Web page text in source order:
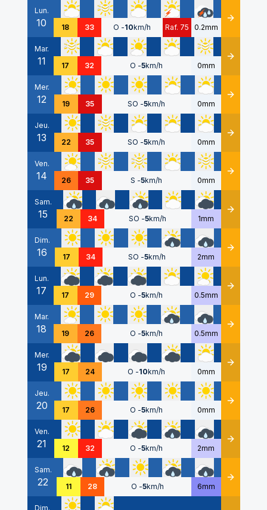
Lun.
10 18 33 O -10km/h Raf. 75 0.2mm Détails
Mar.
11 17 32 O -5km/h 0mm Détails
Mer.
12 19 35 SO -5km/h 0mm Détails
Jeu.
13 22 35 SO -5km/h 0mm Détails
Ven.
14 26 35 S -5km/h 0mm Détails
Sam.
15 22 34 SO -5km/h 1mm Détails
Dim.
16 17 34 SO -5km/h 2mm Détails
Lun.
17 17 29 O -5km/h 0.5mm Détails
Mar.
18 19 26 O -5km/h 0.5mm Détails
Mer.
19 17 24 O -10km/h 0mm Détails
Jeu.
20 17 26 O -5km/h 0mm Détails
Ven.
21 12 32 O -5km/h 2mm Détails
Sam.
22 11 28 O -5km/h 6mm Détails
Dim.